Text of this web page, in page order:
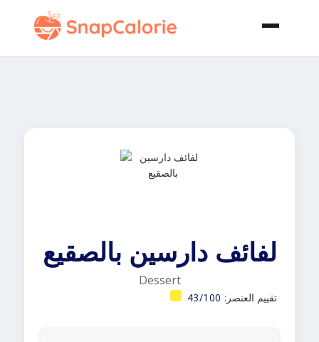
لفائف دارسين بالصقيع
Dessert
تقييم العنصر: 43/100